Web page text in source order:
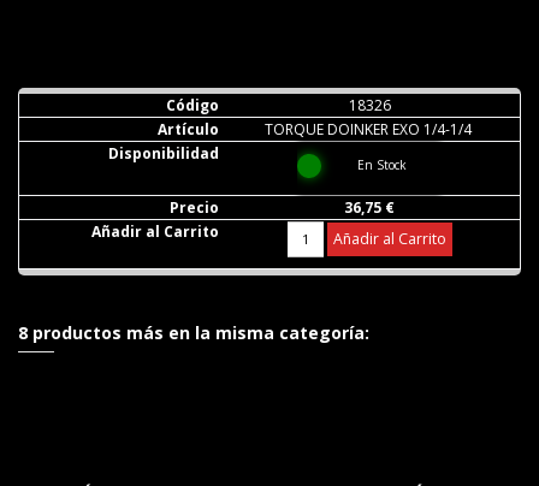
18326
TORQUE DOINKER EXO 1/4-1/4
En Stock
36,75 €
Añadir al Carrito
8 productos más en la misma categoría: